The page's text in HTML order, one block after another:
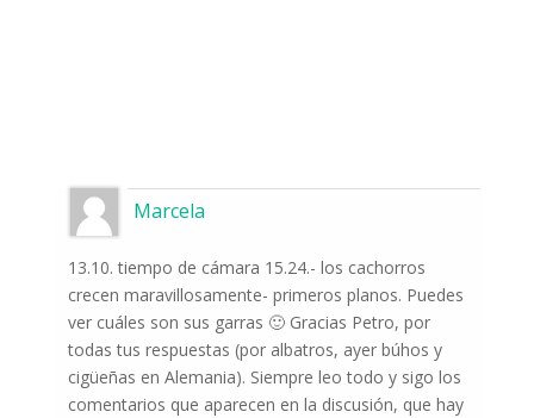
Marcela
13.10. tiempo de cámara 15.24.- los cachorros
crecen maravillosamente- primeros planos. Puedes
ver cuáles son sus garras 🙂 Gracias Petro, por
todas tus respuestas (por albatros, ayer búhos y
cigüeñas en Alemania). Siempre leo todo y sigo los
comentarios que aparecen en la discusión, que hay